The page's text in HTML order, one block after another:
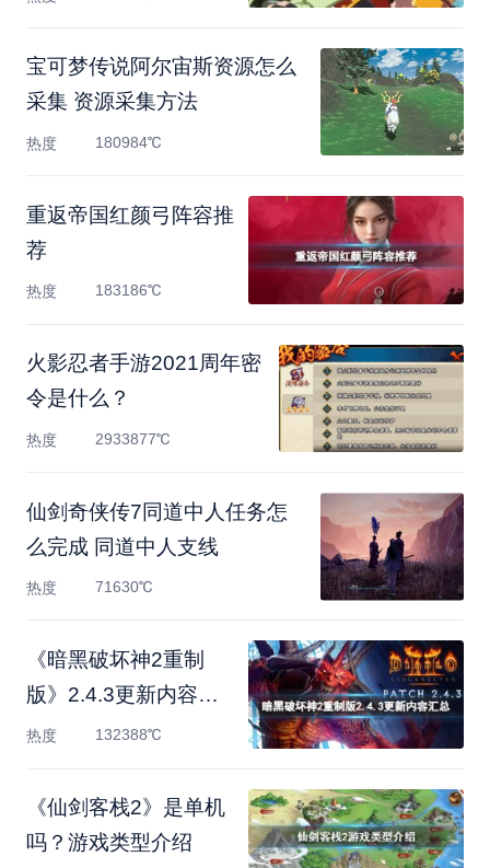
宝可梦传说阿尔宙斯资源怎么
采集 资源采集方法
热度 180984℃
重返帝国红颜弓阵容推
荐
热度 183186℃
火影忍者手游2021周年密
令是什么？
热度 2933877℃
仙剑奇侠传7同道中人任务怎
么完成 同道中人支线
热度 71630℃
《暗黑破坏神2重制
版》2.4.3更新内容汇
总 2.4.3更
热度 132388℃
《仙剑客栈2》是单机
吗？游戏类型介绍